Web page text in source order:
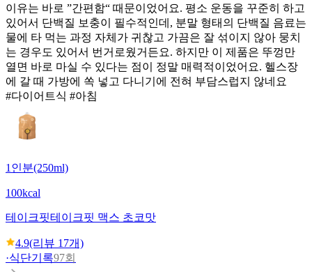
이유는 바로 ”간편함“ 때문이었어요. 평소 운동을 꾸준히 하고
있어서 단백질 보충이 필수적인데, 분말 형태의 단백질 음료는
물에 타 먹는 과정 자체가 귀찮고 가끔은 잘 섞이지 않아 뭉치
는 경우도 있어서 번거로웠거든요. 하지만 이 제품은 뚜껑만
열면 바로 마실 수 있다는 점이 정말 매력적이었어요. 헬스장
에 갈 때 가방에 쏙 넣고 다니기에 전혀 부담스럽지 않네요
#다이어트식 #아침
1인분(250ml)
100kcal
테이크핏테이크핏 맥스 초코맛
4.9(리뷰 17개)
·식단기록97회